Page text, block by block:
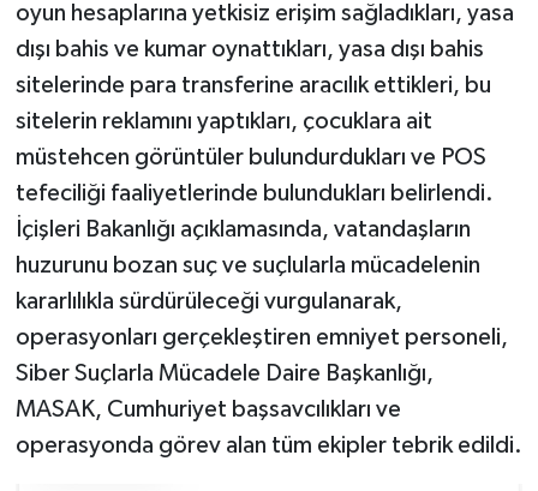
oyun hesaplarına yetkisiz erişim sağladıkları, yasa
dışı bahis ve kumar oynattıkları, yasa dışı bahis
sitelerinde para transferine aracılık ettikleri, bu
sitelerin reklamını yaptıkları, çocuklara ait
müstehcen görüntüler bulundurdukları ve POS
tefeciliği faaliyetlerinde bulundukları belirlendi.
İçişleri Bakanlığı açıklamasında, vatandaşların
huzurunu bozan suç ve suçlularla mücadelenin
kararlılıkla sürdürüleceği vurgulanarak,
operasyonları gerçekleştiren emniyet personeli,
Siber Suçlarla Mücadele Daire Başkanlığı,
MASAK, Cumhuriyet başsavcılıkları ve
operasyonda görev alan tüm ekipler tebrik edildi.